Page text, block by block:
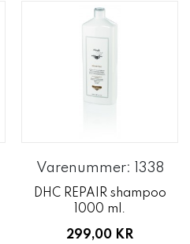
Varenummer: 1338
DHC REPAIR shampoo
1000 ml.
299,00 KR